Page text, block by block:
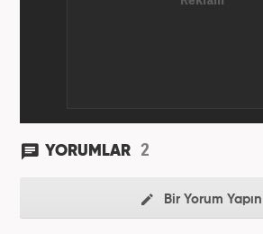
YORUMLAR 2
Bir Yorum Yapın